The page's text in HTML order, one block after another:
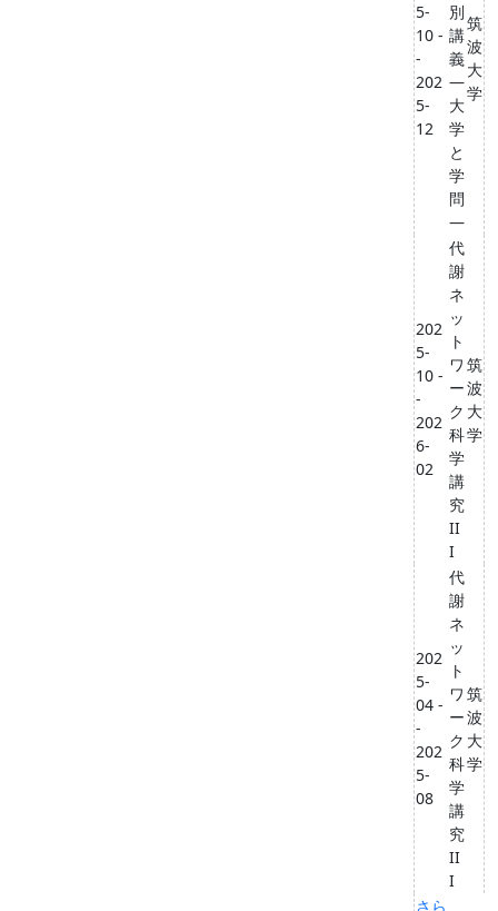
5-
10 -
-
202
5-
12
別
講
義
―
大
学
と
学
問
―
筑
波
大
学
202
5-
10 -
-
202
6-
02
代
謝
ネ
ッ
ト
ワ
ー
ク
科
学
講
究
II
I
筑
波
大
学
202
5-
04 -
-
202
5-
08
代
謝
ネ
ッ
ト
ワ
ー
ク
科
学
講
究
II
I
筑
波
大
学
さら